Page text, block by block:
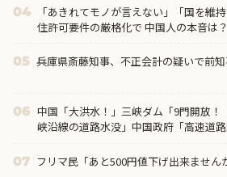
04
「あきれてモノが言えない」「国を維
住許可要件の厳格化で 中国人の本音は？
05 兵庫県斎藤知事、不正会計の疑いで前
06 中国「大洪水！」三峡ダム「9門開放！
峡沿線の道路水没」中国政府「高速道
07 フリマ民「あと500円値下げ出来ません